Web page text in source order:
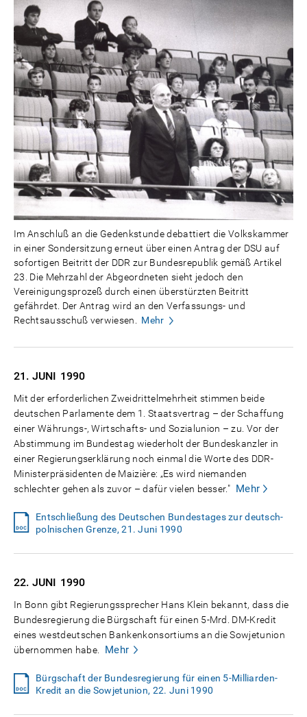
Im Anschluß an die Gedenkstunde debattiert die Volkskammer
in einer Sondersitzung erneut über einen Antrag der DSU auf
sofortigen Beitritt der DDR zur Bundesrepublik gemäß Artikel
23. Die Mehrzahl der Abgeordneten sieht jedoch den
Vereinigungsprozeß durch einen überstürzten Beitritt
gefährdet. Der Antrag wird an den Verfassungs- und
Rechtsausschuß verwiesen.
Mehr
21. JUNI 1990
Mit der erforderlichen Zweidrittelmehrheit stimmen beide
deutschen Parlamente dem 1. Staatsvertrag – der Schaffung
einer Währungs-, Wirtschafts- und Sozialunion – zu. Vor der
Abstimmung im Bundestag wiederholt der Bundeskanzler in
einer Regierungserklärung noch einmal die Worte des DDR-
Ministerpräsidenten de Maizière: „Es wird niemanden
schlechter gehen als zuvor – dafür vielen besser." Mehr
Entschließung des Deutschen Bundestages zur deutsch-
polnischen Grenze, 21. Juni 1990
22. JUNI 1990
In Bonn gibt Regierungssprecher Hans Klein bekannt, dass die
Bundesregierung die Bürgschaft für einen 5-Mrd. DM-Kredit
eines westdeutschen Bankenkonsortiums an die Sowjetunion
übernommen habe.
Mehr
Bürgschaft der Bundesregierung für einen 5-Milliarden-
Kredit an die Sowjetunion, 22. Juni 1990